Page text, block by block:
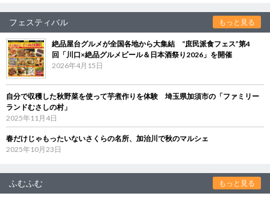
フェスティバル もっと見る
絶品屋台グルメが全国各地から大集結 “庶民派食フェス”第4
回「川口×絶品グルメビール＆日本酒祭り2026」を開催
2026年4月15日
自分で収穫した秋野菜を使って芋煮作りを体験 埼玉県加須市の「ファミリー
ランドむさしの村」
2025年11月4日
春だけじゃもったいないさくらの名所、加治川で秋のマルシェ
2025年10月23日
ふむふむ もっと見る